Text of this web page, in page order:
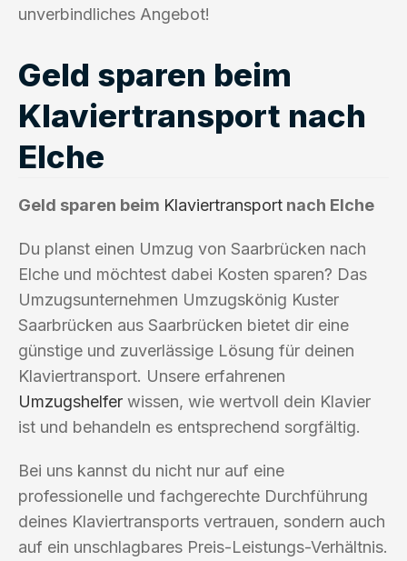
unverbindliches Angebot!
Geld sparen beim
Klaviertransport nach
Elche
Geld sparen beim Klaviertransport nach Elche
Du planst einen Umzug von Saarbrücken nach
Elche und möchtest dabei Kosten sparen? Das
Umzugsunternehmen Umzugskönig Kuster
Saarbrücken aus Saarbrücken bietet dir eine
günstige und zuverlässige Lösung für deinen
Klaviertransport. Unsere erfahrenen
Umzugshelfer wissen, wie wertvoll dein Klavier
ist und behandeln es entsprechend sorgfältig.
Bei uns kannst du nicht nur auf eine
professionelle und fachgerechte Durchführung
deines Klaviertransports vertrauen, sondern auch
auf ein unschlagbares Preis-Leistungs-Verhältnis.